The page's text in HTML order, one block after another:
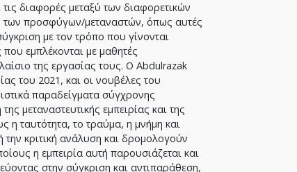
τις διαφορές μεταξύ των διαφορετικών
των προσφύγων/μεταναστών, όπως αυτές
με τον τρόπο που γίνονται
που εμπλέκονται με μαθητές
της εργασίας τους. Ο Abdulrazak
του 2021, και οι νουβέλες του
παραδείγματα σύγχρονης
μεταναστευτικής εμπειρίας και της
η ταυτότητα, το τραύμα, η μνήμη και
κριτική ανάλυση και δρομολογούν
η εμπειρία αυτή παρουσιάζεται και
στην σύγκριση και αντιπαράθεση,